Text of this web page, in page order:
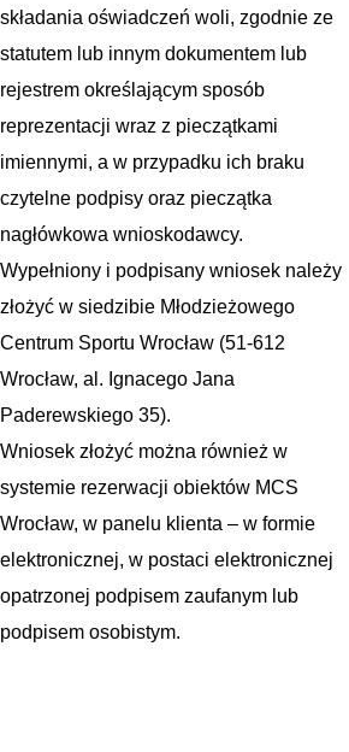
składania oświadczeń woli, zgodnie ze
statutem lub innym dokumentem lub
rejestrem określającym sposób
reprezentacji wraz z pieczątkami
imiennymi, a w przypadku ich braku
czytelne podpisy oraz pieczątka
nagłówkowa wnioskodawcy.
Wypełniony i podpisany wniosek należy
złożyć w siedzibie Młodzieżowego
Centrum Sportu Wrocław (51-612
Wrocław, al. Ignacego Jana
Paderewskiego 35).
Wniosek złożyć można również w
systemie rezerwacji obiektów MCS
Wrocław, w panelu klienta – w formie
elektronicznej, w postaci elektronicznej
opatrzonej podpisem zaufanym lub
podpisem osobistym.